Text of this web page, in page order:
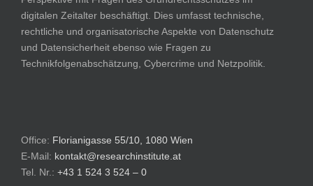
digitalen Zeitalter beschäftigt. Dies umfasst technische,
rechtliche und organisatorische Aspekte von Datenschutz
und Datensicherheit ebenso wie Fragen zu
Technikfolgenabschätzung, Cybercrime und Netzpolitik.
Office: Florianigasse 55/10, 1080 Wien
E-Mail: kontakt@researchinstitute.at
Tel. Nr.: +43 1 524 3 524 – 0